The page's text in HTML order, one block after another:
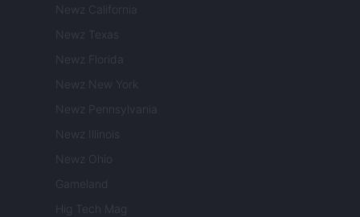
Newz California
Newz Texas
Newz Florida
Newz New York
Newz Pennsylvania
Newz Illinois
Newz Ohio
Gameland
Hig Tech Mag